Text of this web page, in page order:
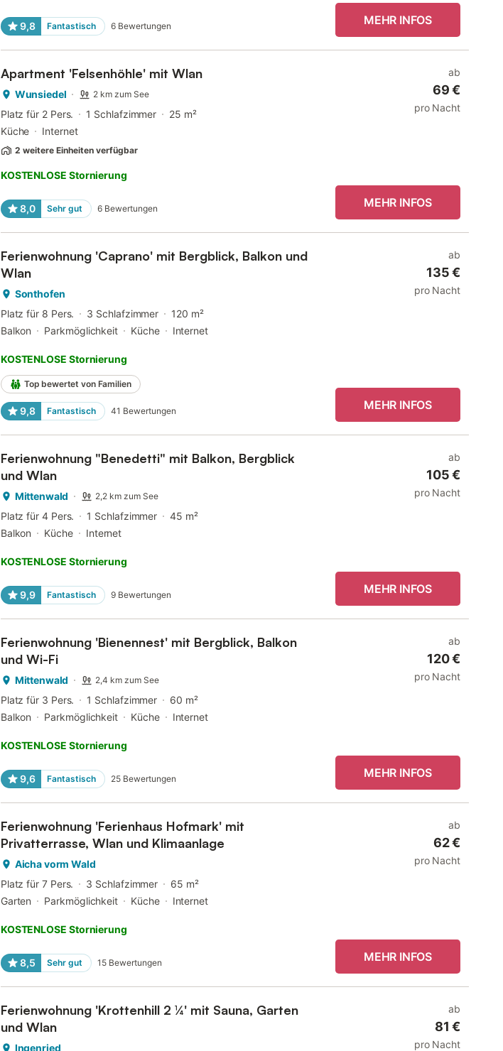
9,8 Fantastisch 6 Bewertungen MEHR INFOS
Apartment 'Felsenhöhle' mit Wlan
Wunsiedel 2 km zum See
Platz für 2 Pers. 1 Schlafzimmer
25 m²
Küche
Internet
2 weitere Einheiten verfügbar
KOSTENLOSE Stornierung
8,0 Sehr gut 6 Bewertungen
ab
69 €
pro Nacht
MEHR INFOS
Ferienwohnung 'Caprano' mit Bergblick, Balkon und
Wlan
Sonthofen
Platz für 8 Pers.
3 Schlafzimmer
120 m²
Balkon
Parkmöglichkeit Küche Internet
KOSTENLOSE Stornierung
Top bewertet von Familien
9,8 Fantastisch 41 Bewertungen
ab
135 €
pro Nacht
MEHR INFOS
Ferienwohnung "Benedetti" mit Balkon, Bergblick
und Wlan
Mittenwald 2,2 km zum See
Platz für 4 Pers. 1 Schlafzimmer
45 m²
Balkon
Küche Internet
KOSTENLOSE Stornierung
9,9 Fantastisch 9 Bewertungen
ab
105 €
pro Nacht
MEHR INFOS
Ferienwohnung 'Bienennest' mit Bergblick, Balkon
und Wi-Fi
Mittenwald 2,4 km zum See
Platz für 3 Pers. 1 Schlafzimmer
60 m²
Balkon
Parkmöglichkeit Küche Internet
KOSTENLOSE Stornierung
9,6 Fantastisch 25 Bewertungen
ab
120 €
pro Nacht
MEHR INFOS
Ferienwohnung 'Ferienhaus Hofmark' mit
Privatterrasse, Wlan und Klimaanlage
Aicha vorm Wald
Platz für 7 Pers.
3 Schlafzimmer
65 m²
Garten
Parkmöglichkeit Küche Internet
KOSTENLOSE Stornierung
8,5 Sehr gut 15 Bewertungen
ab
62 €
pro Nacht
MEHR INFOS
Ferienwohnung 'Krottenhill 2 ¼' mit Sauna, Garten
und Wlan
Ingenried
ab
81 €
pro Nacht